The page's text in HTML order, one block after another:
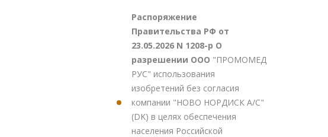
Распоряжение
Правительства РФ от
23.05.2026 N 1208-р О
разрешении ООО "ПРОМОМЕД
РУС" использования
изобретений без согласия
компании "НОВО НОРДИСК А/С"
(DK) в целях обеспечения
населения Российской